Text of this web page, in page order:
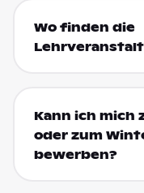
Wo finden die
Kann ich mich
oder zum
bewerben?